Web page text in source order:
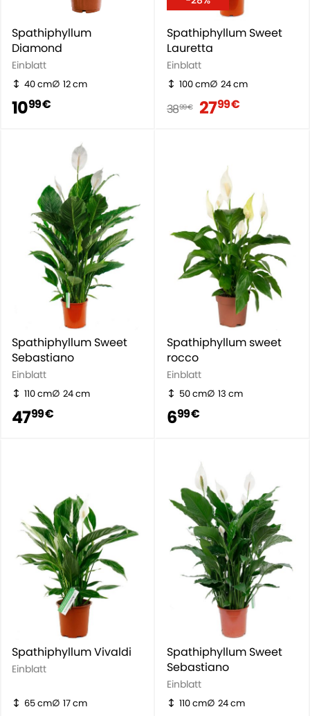
Spathiphyllum
Diamond
Einblatt
40 cm 12 cm
1099 €
Spathiphyllum Sweet
Lauretta
Einblatt
100 cm 24 cm
3899 € 2799 €
Spathiphyllum Sweet
Sebastiano
Einblatt
110 cm 24 cm
4799 €
Spathiphyllum sweet
rocco
Einblatt
50 cm 13 cm
699 €
Spathiphyllum Vivaldi
Einblatt
65 cm 17 cm
Spathiphyllum Sweet
Sebastiano
Einblatt
110 cm 24 cm